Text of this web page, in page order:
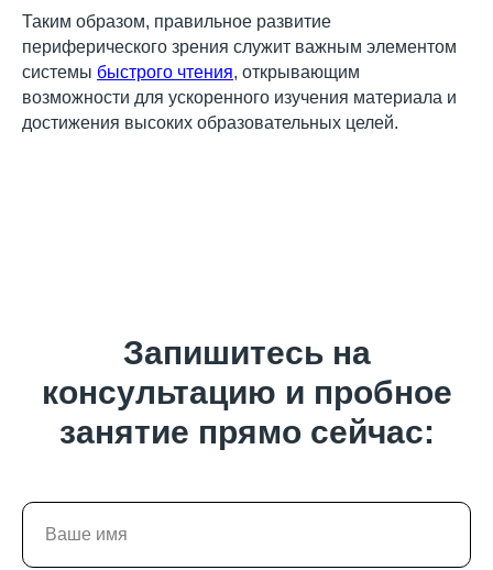
Таким образом, правильное развитие
периферического зрения служит важным элементом
системы быстрого чтения, открывающим
возможности для ускоренного изучения материала и
достижения высоких образовательных целей.
Запишитесь на
консультацию и пробное
занятие прямо сейчас: